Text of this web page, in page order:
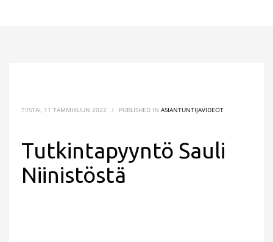
TIISTAI, 11 TAMMIKUUN 2022 / PUBLISHED IN ASIANTUNTIJAVIDEOT
Tutkintapyyntö Sauli
Niinistöstä